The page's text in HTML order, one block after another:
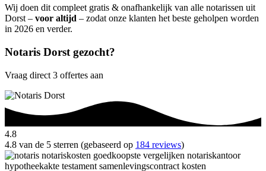
Wij doen dit compleet gratis & onafhankelijk van alle notarissen uit
Dorst – voor altijd – zodat onze klanten het beste geholpen worden
in 2026 en verder.
Notaris Dorst gezocht?
Vraag direct 3 offertes aan
4.8
4.8 van de 5 sterren (gebaseerd op 184 reviews)